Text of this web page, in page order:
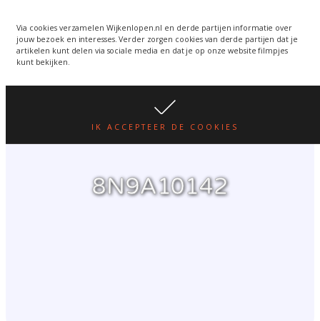
Via cookies verzamelen Wijkenlopen.nl en derde partijen informatie over
jouw bezoek en interesses. Verder zorgen cookies van derde partijen dat je
artikelen kunt delen via sociale media en dat je op onze website filmpjes
kunt bekijken.
IK ACCEPTEER DE COOKIES
wordt een week verplaatst
i.v.m. warmte. lees hier
WIJKENLOPEN.NL
8N9A10142